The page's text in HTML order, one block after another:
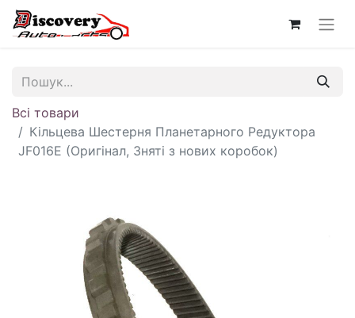
Всі товари
Кільцева Шестерня Планетарного Редуктора
JF016E (Оригінал, Зняті з нових коробок)